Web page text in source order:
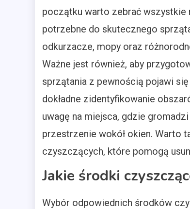
początku warto zebrać
potrzebne do skutecznego
odkurzacze, mopy oraz
Ważne jest również, aby
sprzątania z pewnością pojawi
dokładne zidentyfikowanie
uwagę na miejsca, gdzie
przestrzenie wokół okien. Warto
czyszczących, które pomogą
Jakie środki
Wybór odpowiednich środków